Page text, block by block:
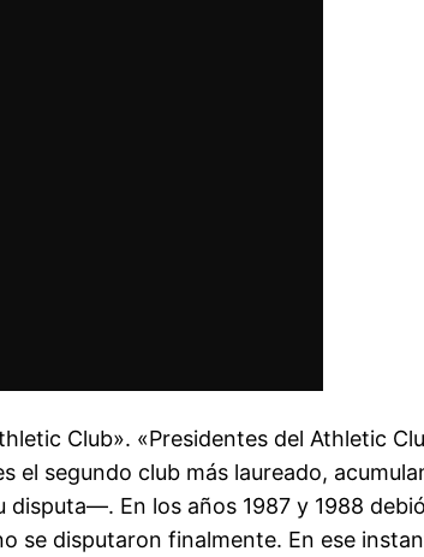
Club». «Presidentes del Athletic
el segundo club más laureado,
En los años 1987 y 1988
se disputaron finalmente. En ese